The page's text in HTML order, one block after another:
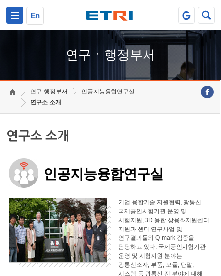
En
연구ㆍ행정부서
연구·행정부서
인공지능융합연구실
연구소 소개
연구소 소개
인공지능융합연구실
기업 융합기술 지원협력, 광통신
국제공인시험기관 운영 및
시험지원, 3D 융합 상용화지원센터
지원과 센터 연구사업 및
연구결과물의 Q-mark 검증을
담당하고 있다. 국제공인시험기관
운영 및 시험지원 분야는
광통신소자, 부품, 모듈, 단말,
시스템 등 광통신 전 분야에 대해